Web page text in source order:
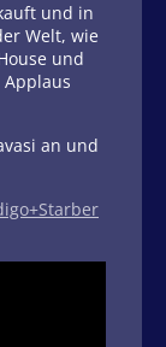
und in
Welt, wie
und
an und